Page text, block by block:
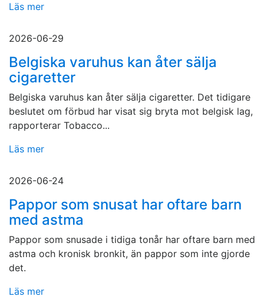
Läs mer
2026-06-29
Belgiska varuhus kan åter sälja
cigaretter
Belgiska varuhus kan åter sälja cigaretter. Det tidigare
beslutet om förbud har visat sig bryta mot belgisk lag,
rapporterar Tobacco...
Läs mer
2026-06-24
Pappor som snusat har oftare barn
med astma
Pappor som snusade i tidiga tonår har oftare barn med
astma och kronisk bronkit, än pappor som inte gjorde
det.
Läs mer